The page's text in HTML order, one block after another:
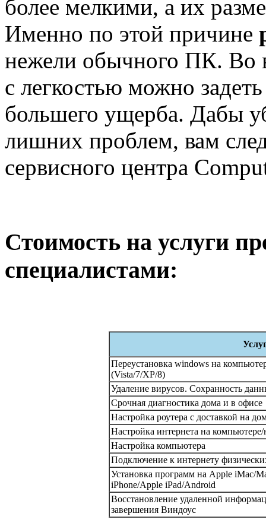
более мелкими, а их
Именно по этой причине
нежели обычного ПК. Во
с легкостью можно
большего ущерба. Дабы
лишних проблем, вам
сервисного центра
Стоимость на услуги
специалистами:
Переустановка windows на
(Vista/7/XP/8)
Удаление вирусов. Сохранность
Срочная диагностика дома и в офисе
Настройка роутера с доставкой на
Настройка интернета на компьютере/
Настройка компьютера
Подключение к интернету
Установка программ на Apple iMac/
iPhone/Apple iPad/Android
Восстановление удаленной
завершения Виндоус